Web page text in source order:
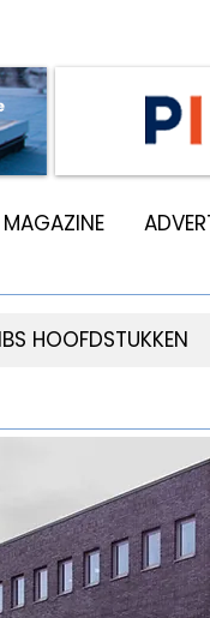
MAGAZINE
HOOFDSTUKKEN